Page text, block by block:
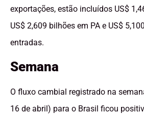
exportações, estão incluídos US$
US$ 2,609 bilhões em PA e US$
entradas.
Semana
O fluxo cambial registrado na
16 de abril) para o Brasil ficou